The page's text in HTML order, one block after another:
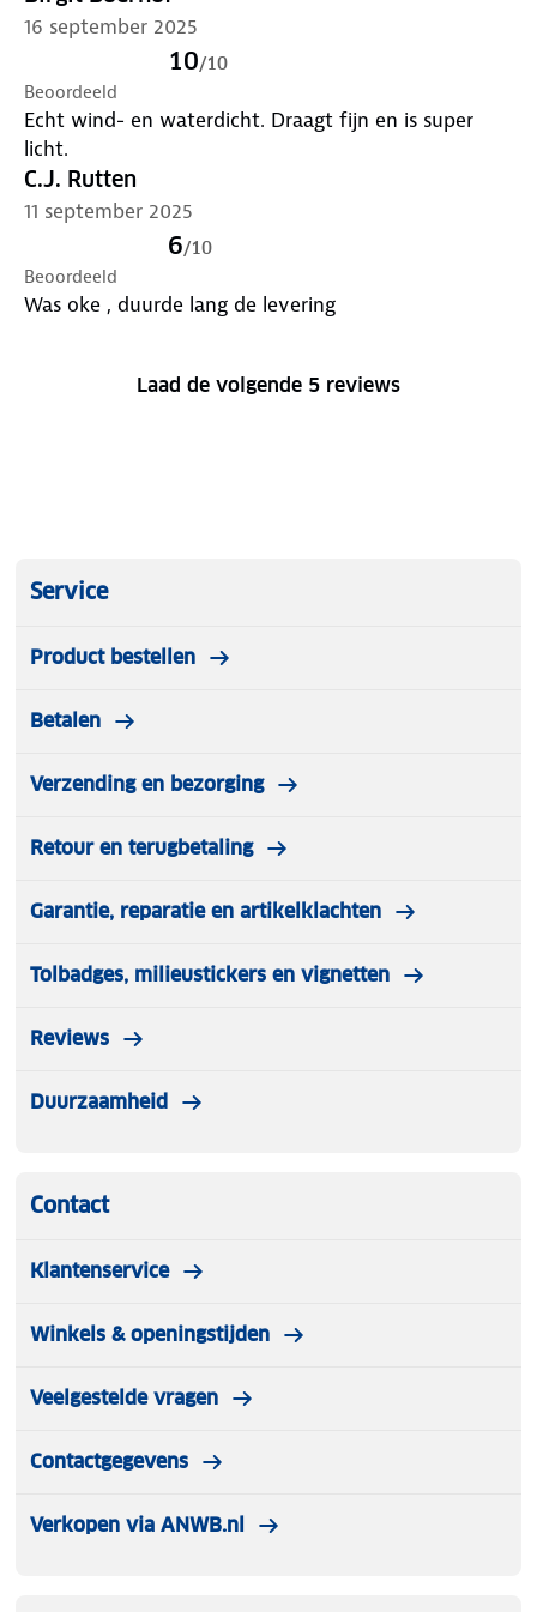
16 september 2025
10/10
Beoordeeld
Echt wind- en waterdicht. Draagt fijn en is super
licht.
C.J. Rutten
11 september 2025
6/10
Beoordeeld
Was oke , duurde lang de levering
Laad de volgende 5 reviews
Service
Product bestellen
Betalen
Verzending en bezorging
Retour en terugbetaling
Garantie, reparatie en artikelklachten
Tolbadges, milieustickers en vignetten
Reviews
Duurzaamheid
Contact
Klantenservice
Winkels & openingstijden
Veelgestelde vragen
Contactgegevens
Verkopen via ANWB.nl